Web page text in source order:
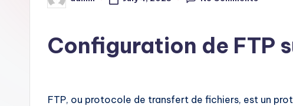
Posted
by
Configuration de FTP
FTP, ou protocole de transfert de fichiers, est un